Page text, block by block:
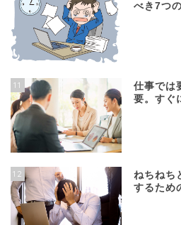
べき7つ
11
仕事では
要。すぐ
12
ねちねち
するため